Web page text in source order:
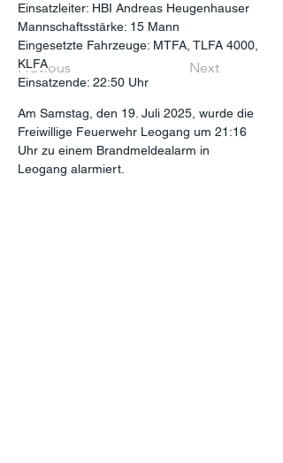
Previous Next
Einsatzleiter: HBI Andreas Heugenhauser
Mannschaftsstärke: 15 Mann
Eingesetzte Fahrzeuge: MTFA, TLFA 4000,
KLFA
Einsatzende: 22:50 Uhr
Am Samstag, den 19. Juli 2025, wurde die
Freiwillige Feuerwehr Leogang um 21:16
Uhr zu einem Brandmeldealarm in
Leogang alarmiert.